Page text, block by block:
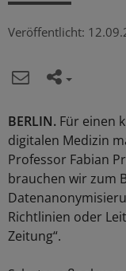
Veröffentlicht:
BERLIN. Für einen
digitalen Medizin
Professor Fabian
brauchen wir zum
Richtlinien oder
Zeitung“.